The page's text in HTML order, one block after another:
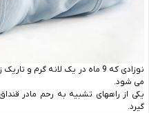
نوزادی که 9 ماه در یک لانه گرم
می شود.
یکی از راههای تشبیه به رحم مادر
گیرد.